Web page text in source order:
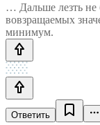
… Дальше лезть не
вовзращаемых
минимум.
Ответить